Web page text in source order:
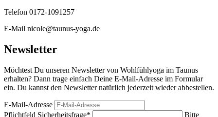
Telefon 0172-1091257
E-Mail nicole@taunus-yoga.de
Newsletter
Möchtest Du unseren Newsletter von Wohlfühlyoga im Taunus
erhalten? Dann trage einfach Deine E-Mail-Adresse im Formular
ein. Du kannst den Newsletter natürlich jederzeit wieder abbestellen.
E-Mail-Adresse
Pflichtfeld Sicherheitsfrage* Bitte